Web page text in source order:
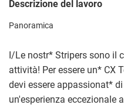
Descrizione del lavoro
Panoramica
I/Le nostr* Stripers sono il
attività! Per essere un* CX
devi essere appassionat*
un'esperienza eccezionale